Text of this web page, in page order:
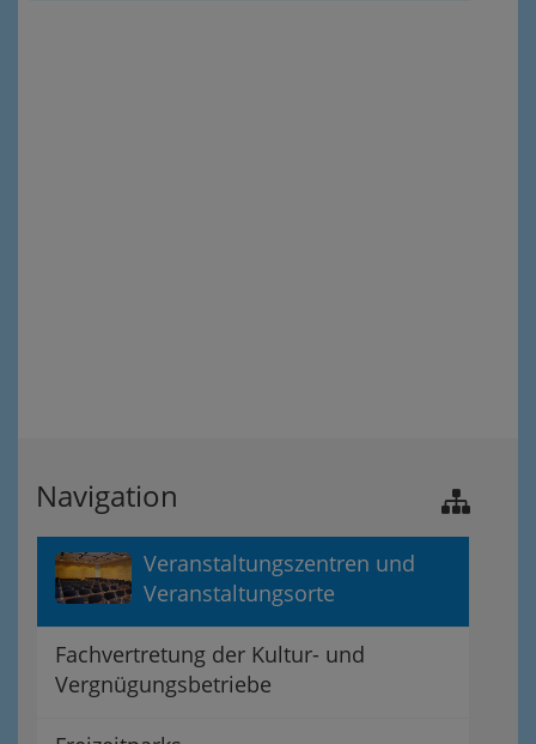
Navigation
Veranstaltungszentren und
Veranstaltungsorte
Fachvertretung der Kultur- und
Vergnügungsbetriebe